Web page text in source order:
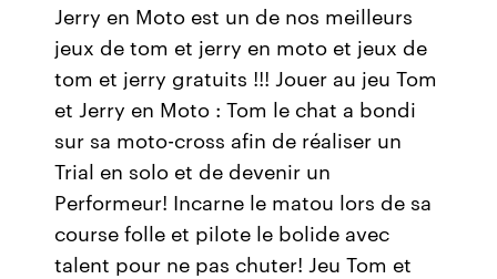
Jerry en Moto est un de nos meilleurs
jeux de tom et jerry en moto et jeux de
tom et jerry gratuits !!! Jouer au jeu Tom
et Jerry en Moto : Tom le chat a bondi
sur sa moto-cross afin de réaliser un
Trial en solo et de devenir un
Performeur! Incarne le matou lors de sa
course folle et pilote le bolide avec
talent pour ne pas chuter! Jeu Tom et